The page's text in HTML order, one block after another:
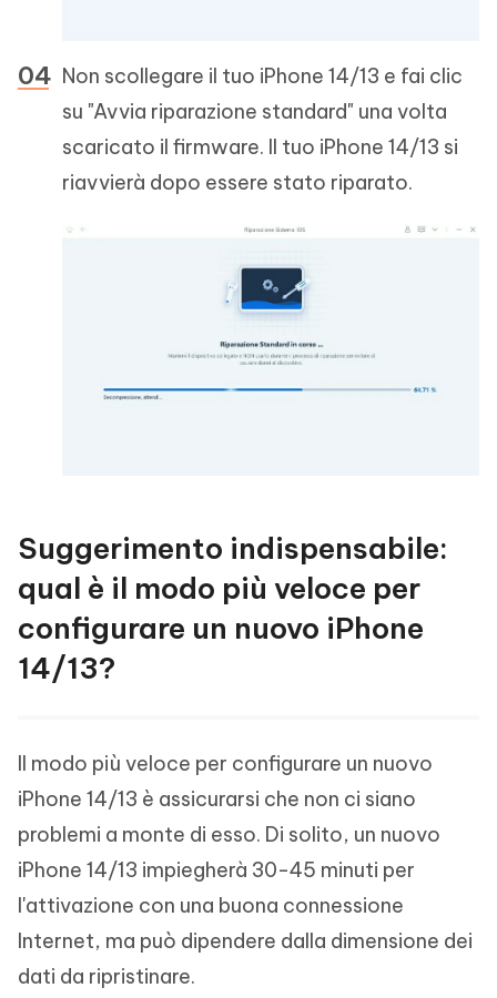
Non scollegare il tuo iPhone 14/13 e fai clic
su "Avvia riparazione standard" una volta
scaricato il firmware. Il tuo iPhone 14/13 si
riavvierà dopo essere stato riparato.
Suggerimento indispensabile:
qual è il modo più veloce per
configurare un nuovo iPhone
14/13?
Il modo più veloce per configurare un nuovo
iPhone 14/13 è assicurarsi che non ci siano
problemi a monte di esso. Di solito, un nuovo
iPhone 14/13 impiegherà 30-45 minuti per
l'attivazione con una buona connessione
Internet, ma può dipendere dalla dimensione dei
dati da ripristinare.